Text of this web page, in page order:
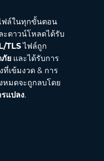
ฟล์ในทุกขั้นตอน
ะดาวน์โหลดได้รับ
TLSไฟล์ถูก
ย และได้รับการ
เข้มงวด & การ
มดจะถูกลบโดย
แปลง.